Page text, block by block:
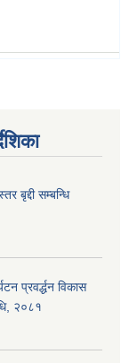
बृद्दी सम्बन्धि
प्रवर्द्धन विकास
२०८१